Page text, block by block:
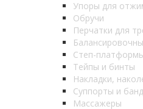
Упоры для
Обручи
Перчатки для
Степ-
Тейпы и бинты
Накладки,
Суппорты и
Массажеры